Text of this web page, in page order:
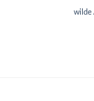
wilde